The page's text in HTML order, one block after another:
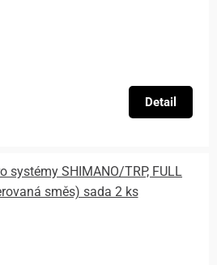
Detail
systémy SHIMANO/TRP, FULL
směs) sada 2 ks